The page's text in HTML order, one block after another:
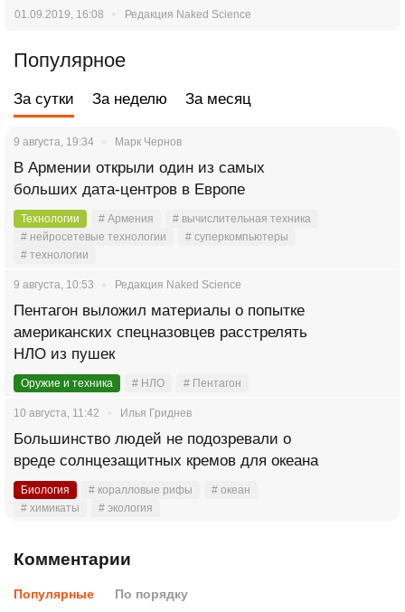
01.09.2019, 16:08 Редакция Naked Science
Популярное
За сутки За неделю За месяц
9 августа, 19:34 Марк Чернов
В Армении открыли один из самых
больших дата-центров в Европе
Технологии # Армения
# вычислительная техника
# нейросетевые технологии
# суперкомпьютеры
# технологии
9 августа, 10:53 Редакция Naked Science
Пентагон выложил материалы о попытке
американских спецназовцев расстрелять
НЛО из пушек
Оружие и техника # НЛО # Пентагон
10 августа, 11:42 Илья Гриднев
Большинство людей не подозревали о
вреде солнцезащитных кремов для океана
Биология # коралловые рифы
# океан
# химикаты
# экология
Комментарии
Популярные По порядку